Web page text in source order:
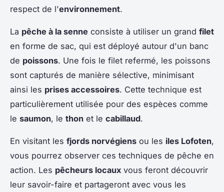
respect de l'environnement.
La pêche à la senne consiste à utiliser un grand filet
en forme de sac, qui est déployé autour d'un banc
de poissons. Une fois le filet refermé, les poissons
sont capturés de manière sélective, minimisant
ainsi les prises accessoires. Cette technique est
particulièrement utilisée pour des espèces comme
le saumon, le thon et le cabillaud.
En visitant les fjords norvégiens ou les iles Lofoten,
vous pourrez observer ces techniques de pêche en
action. Les pêcheurs locaux vous feront découvrir
leur savoir-faire et partageront avec vous les